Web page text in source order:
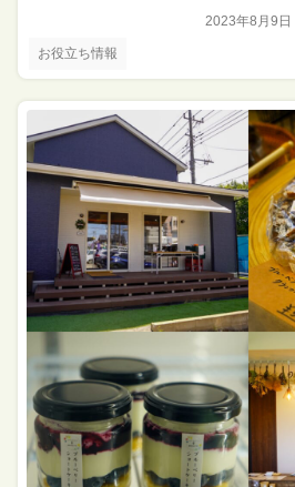
お役立ち情報
2023年8月9日